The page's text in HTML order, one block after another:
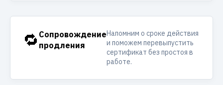
🔁 Сопровождение
продления
Напомним о сроке действия
и поможем перевыпустить
сертификат без простоя в
работе.